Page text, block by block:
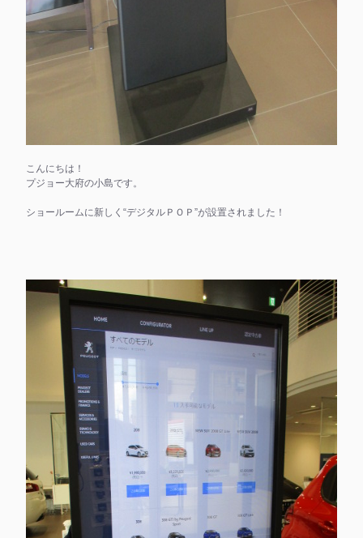
こんにちは！
プジョー大府の小島です。
ショールームに新しく“デジタルＰＯＰ”が設置されました！